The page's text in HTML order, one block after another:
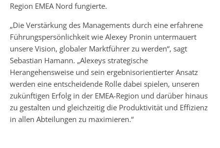
Region EMEA Nord fungierte.
„Die Verstärkung des Managements durch eine erfahrene
Führungspersönlichkeit wie Alexey Pronin untermauert
unsere Vision, globaler Marktführer zu werden“, sagt
Sebastian Hamann. „Alexeys strategische
Herangehensweise und sein ergebnisorientierter Ansatz
werden eine entscheidende Rolle dabei spielen, unseren
zukünftigen Erfolg in der EMEA-Region und darüber hinaus
zu gestalten und gleichzeitig die Produktivität und Effizienz
in allen Abteilungen zu maximieren.“